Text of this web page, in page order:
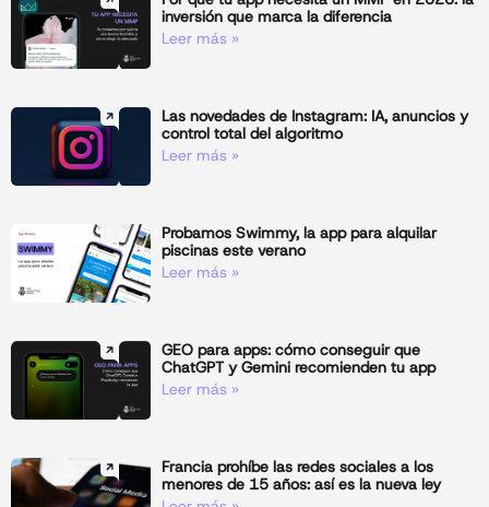
inversión que marca la diferencia
Leer más »
Las novedades de Instagram: IA, anuncios y
control total del algoritmo
Leer más »
Probamos Swimmy, la app para alquilar
piscinas este verano
Leer más »
GEO para apps: cómo conseguir que
ChatGPT y Gemini recomienden tu app
Leer más »
Francia prohíbe las redes sociales a los
menores de 15 años: así es la nueva ley